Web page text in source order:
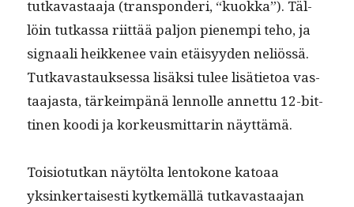
tutkavas­taa­ja (transpon­deri, “kuok­ka”). Täl­
löin tutkas­sa riit­tää paljon pienem­pi teho, ja
sig­naali heikke­nee vain etäisyy­den neliössä.
Tutkavas­tauk­ses­sa lisäk­si tulee lisäti­etoa vas­
taa­jas­ta, tärkeim­pänä lennolle annet­tu 12-bit­
ti­nen koo­di ja korkeusmit­tarin näyttämä.
Toisio­tutkan näytöl­ta lentokone katoaa
yksinker­tais­es­ti kytkemäl­lä tutkavas­taa­jan